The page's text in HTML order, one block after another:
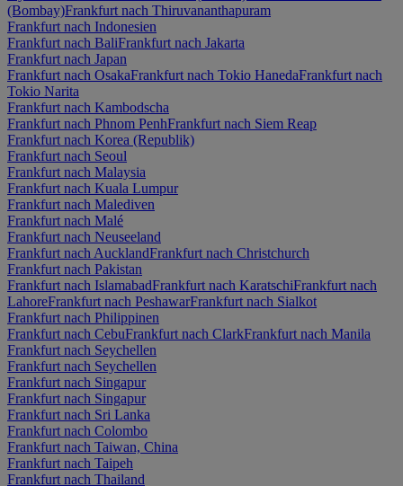
(Bombay)Frankfurt nach Thiruvananthapuram
Frankfurt nach Indonesien
Frankfurt nach BaliFrankfurt nach Jakarta
Frankfurt nach Japan
Frankfurt nach OsakaFrankfurt nach Tokio HanedaFrankfurt nach
Tokio Narita
Frankfurt nach Kambodscha
Frankfurt nach Phnom PenhFrankfurt nach Siem Reap
Frankfurt nach Korea (Republik)
Frankfurt nach Seoul
Frankfurt nach Malaysia
Frankfurt nach Kuala Lumpur
Frankfurt nach Malediven
Frankfurt nach Malé
Frankfurt nach Neuseeland
Frankfurt nach AucklandFrankfurt nach Christchurch
Frankfurt nach Pakistan
Frankfurt nach IslamabadFrankfurt nach KaratschiFrankfurt nach
LahoreFrankfurt nach PeshawarFrankfurt nach Sialkot
Frankfurt nach Philippinen
Frankfurt nach CebuFrankfurt nach ClarkFrankfurt nach Manila
Frankfurt nach Seychellen
Frankfurt nach Seychellen
Frankfurt nach Singapur
Frankfurt nach Singapur
Frankfurt nach Sri Lanka
Frankfurt nach Colombo
Frankfurt nach Taiwan, China
Frankfurt nach Taipeh
Frankfurt nach Thailand